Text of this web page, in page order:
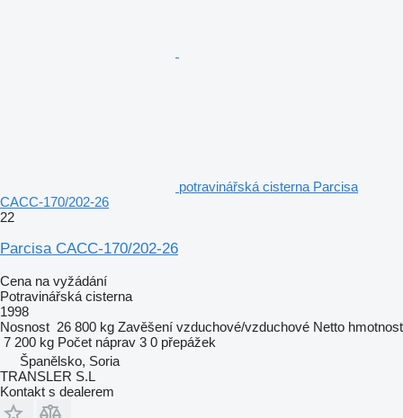
potravinářská cisterna Parcisa
CACC-170/202-26
22
Parcisa CACC-170/202-26
Cena na vyžádání
Potravinářská cisterna
1998
Nosnost 26 800 kg Zavěšení vzduchové/vzduchové Netto hmotnost
7 200 kg Počet náprav 3 0 přepážek
Španělsko, Soria
TRANSLER S.L
Kontakt s dealerem